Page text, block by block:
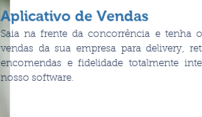
Aplicativo de Vendas
Saia na frente da concorrência e tenha
vendas da sua empresa para delivery,
encomendas e fidelidade totalmente
nosso software.